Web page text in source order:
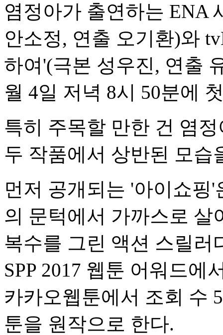
염정아가 출연하는 ENA
안소정, 연출 오기환)와
하여'(극본 성우진, 연출
월 4일 저녁 8시 50분에
특히 주목할 만한 건 염
두 작품에서 상반된 모습
먼저 공개되는 '아이쇼핑
의 문턱에서 가까스로 살
복수를 그린 액션 스릴러
SPP 2017 웹툰 어워드에
카카오웹툰에서 조회 수
툰을 원작으로 한다.